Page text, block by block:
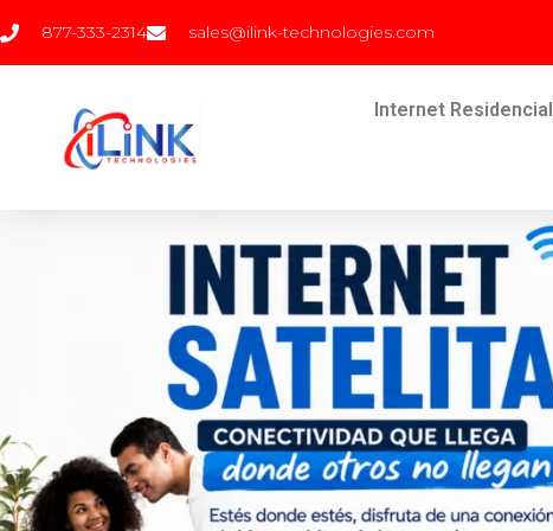
877-333-2314 sales@ilink-technologies.com
Internet Residencial